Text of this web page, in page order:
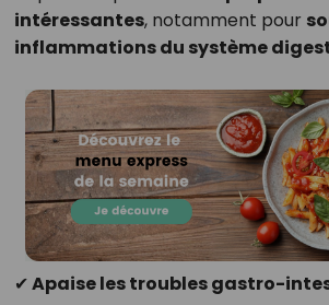
intéressantes, notamment pour
inflammations du système
✔ Apaise les troubles gastro-